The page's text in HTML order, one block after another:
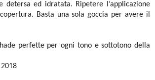
detersa ed idratata. Ripetere l’applicazione
Basta una sola goccia per avere il
perfette per ogni tono e sottotono della